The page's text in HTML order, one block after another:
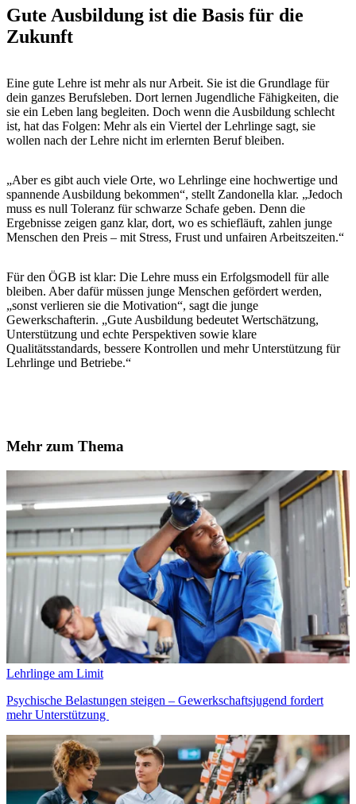
Gute Ausbildung ist die Basis für die
Zukunft
Eine gute Lehre ist mehr als nur Arbeit. Sie ist die Grundlage für
dein ganzes Berufsleben. Dort lernen Jugendliche Fähigkeiten, die
sie ein Leben lang begleiten. Doch wenn die Ausbildung schlecht
ist, hat das Folgen: Mehr als ein Viertel der Lehrlinge sagt, sie
wollen nach der Lehre nicht im erlernten Beruf bleiben.
„Aber es gibt auch viele Orte, wo Lehrlinge eine hochwertige und
spannende Ausbildung bekommen“, stellt Zandonella klar. „Jedoch
muss es null Toleranz für schwarze Schafe geben. Denn die
Ergebnisse zeigen ganz klar, dort, wo es schiefläuft, zahlen junge
Menschen den Preis – mit Stress, Frust und unfairen Arbeitszeiten.“
Für den ÖGB ist klar: Die Lehre muss ein Erfolgsmodell für alle
bleiben. Aber dafür müssen junge Menschen gefördert werden,
„sonst verlieren sie die Motivation“, sagt die junge
Gewerkschafterin. „Gute Ausbildung bedeutet Wertschätzung,
Unterstützung und echte Perspektiven sowie klare
Qualitätsstandards, bessere Kontrollen und mehr Unterstützung für
Lehrlinge und Betriebe.“
Mehr zum Thema
Lehrlinge am Limit
Psychische Belastungen steigen – Gewerkschaftsjugend fordert
mehr Unterstützung